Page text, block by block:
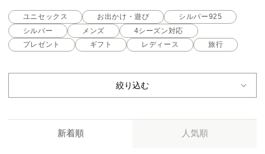
ユニセックス お出かけ・遊び
シルバー925
シルバー
メンズ
4シーズン対応
プレゼント
ギフト レディース 旅行
絞り込む
新着順 人気順